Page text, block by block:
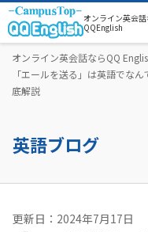
オンライン英会話
QQEnglish
オンライン英会話ならQQ
「エールを送る」は英語でな
底解説
英語ブログ
更新日：2024年7月17日